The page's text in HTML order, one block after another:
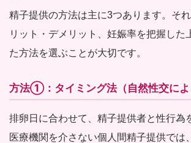
精子提供の方法は主に3つあります。そ
リット・デメリット、妊娠率を把握した
た方法を選ぶことが大切です。
方法①：タイミング法（自然性交によ
排卵日に合わせて、精子提供者と性行為
医療機関を介さない個人間精子提供では